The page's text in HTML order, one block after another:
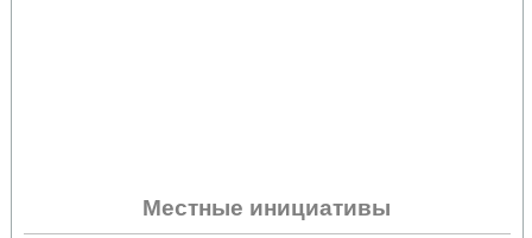
Местные инициативы